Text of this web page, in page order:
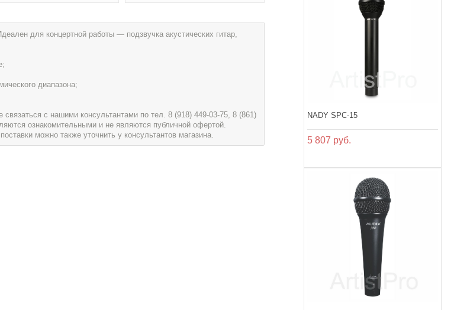
NADY SPC-15
5 807 руб.
для концертной работы — подзвучка акустических гитар,
диапазона;
с нашими консультантами по тел. 8 (918) 449-03-75, 8 (861)
ознакомительными и не являются публичной офертой.
можно также уточнить у консультантов магазина.